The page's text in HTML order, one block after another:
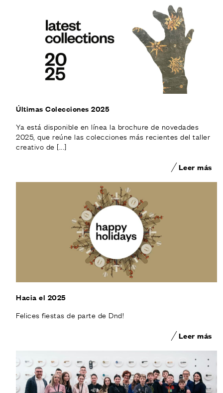
Últimas Colecciones 2025
Ya está disponible en línea la brochure de novedades
2025, que reúne las colecciones más recientes del taller
creativo de [...]
Leer más
Hacia el 2025
Felices fiestas de parte de Dnd!
Leer más